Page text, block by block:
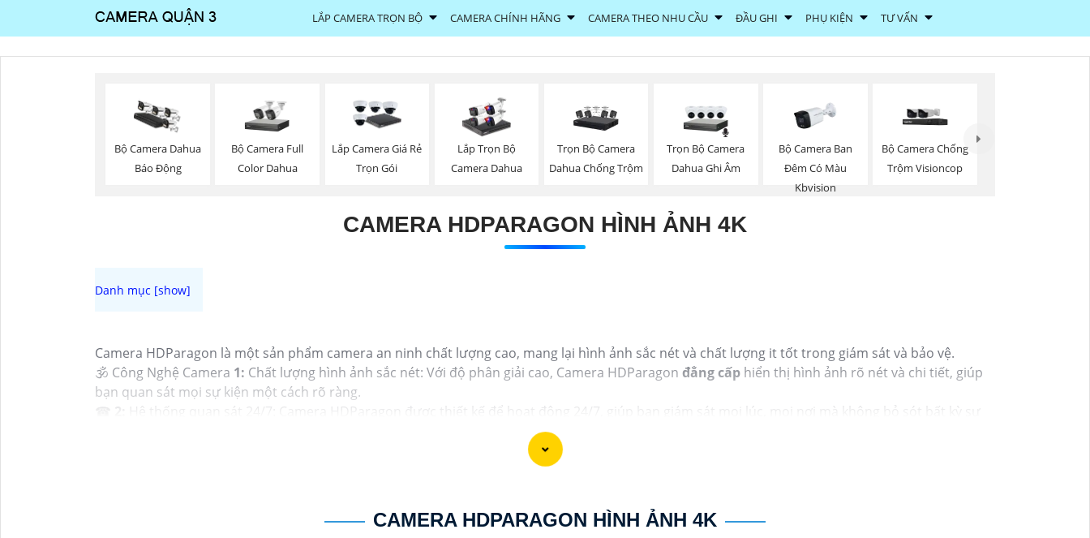
LẮP CAMERA TRỌN BỘ CAMERA CHÍNH HÃNG CAMERA THEO NHU CẦU ĐẦU GHI PHỤ KIỆN TƯ VẤN
Bộ Camera Dahua
Báo Động
Bộ Camera Full
Color Dahua
Lắp Camera Giá Rẻ
Trọn Gói
Lắp Trọn Bộ
Camera Dahua
Trọn Bộ Camera
Dahua Chống Trộm
Trọn Bộ Camera
Dahua Ghi Âm
Bộ Camera Ban
Đêm Có Màu
Kbvision
Bộ Camera Chống
Trộm Visioncop
CAMERA HDPARAGON HÌNH ẢNH 4K
Camera HDParagon là một sản phẩm camera an ninh chất lượng cao, mang lại hình ảnh sắc nét và chất lượng it tốt trong giám sát và bảo vệ.
🕉️ Công Nghệ Camera 1: Chất lượng hình ảnh sắc nét: Với độ phân giải cao, Camera HDParagon đẳng cấp hiển thị hình ảnh rõ nét và chi tiết, giúp
bạn quan sát mọi sự kiện một cách rõ ràng.
2:
Hệ thống quan sát 24/7: Camera HDParagon được thiết kế để hoạt động 24/7, giúp bạn giám sát mọi lúc, mọi nơi mà không bỏ sót bất kỳ sự
Dễ dàng sử dụng: Với giao diện thân thiện và dễ dàng cài đặt, bạn có thể dễ dàng quản lý và điều chỉnh camera theo ý muốn.
Đa dạng tính năng thông minh: Camera HDParagon có thể tích hợp nhiều tính năng thông minh như cảnh báo chuyển động, quan sát đa hướng,
Để biết thêm thông tin về dòng sản phẩm Camera HDParagon và nhận tư vấn cụ thể, bạn vui lòng liên hệ với đại diện kinh doanh của hãng hoặc
đến các cửa hàng cung cấp thiết bị an ninh uy tín để được hỗ trợ chi tiết hơn.
CAMERA HDPARAGON HÌNH ẢNH 4K